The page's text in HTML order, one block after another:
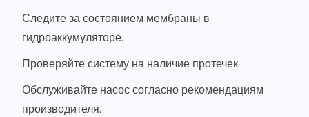
Следите за состоянием мембраны в
гидроаккумуляторе.
Проверяйте систему на наличие протечек.
Обслуживайте насос согласно рекомендациям
производителя.